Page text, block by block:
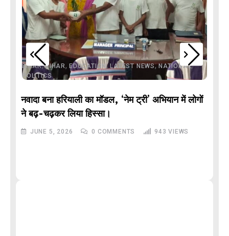
BIHAR,BIHAR, EDUCATION,LATEST NEWS,NATIONAL,
POLITICS
नवादा बना हरियाली का मॉडल, ‘नेम ट्री’ अभियान में लोगों
ने बढ़-चढ़कर लिया हिस्सा।
JUNE 5, 2026 0 COMMENTS 943 VIEWS